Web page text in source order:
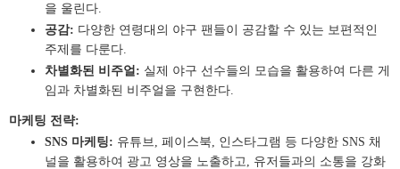
을 울린다.
공감: 다양한 연령대의 야구 팬들이 공감할 수 있는 보편적인
주제를 다룬다.
차별화된 비주얼: 실제 야구 선수들의 모습을 활용하여 다른 게
임과 차별화된 비주얼을 구현한다.
마케팅 전략:
SNS 마케팅: 유튜브, 페이스북, 인스타그램 등 다양한 SNS 채
널을 활용하여 광고 영상을 노출하고, 유저들과의 소통을 강화